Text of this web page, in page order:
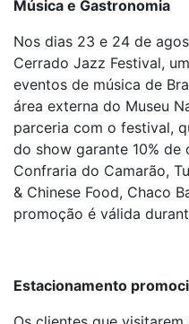
Música e Gastronomia
Nos dias 23 e 24 de
Cerrado Jazz Festival,
eventos de música de
área externa do Museu
parceria com o festival,
do show garante 10% de
Confraria do Camarão,
& Chinese Food, Chaco
promoção é válida
Estacionamento